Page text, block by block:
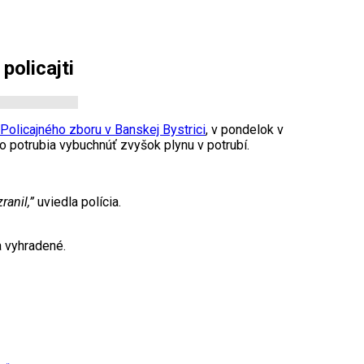
policajti
zboru v Banskej Bystrici, v pondelok v
potrubia vybuchnúť zvyšok plynu v potrubí.
uviedla polícia.